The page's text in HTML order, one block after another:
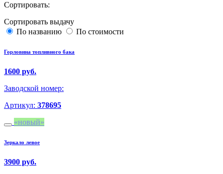
Сортировать:
Сортировать выдачу
По названию
По стоимости
Горловина топливного бака
1600 руб.
Заводской номер:
Артикул: 378695
новый
Зеркало левое
3900 руб.